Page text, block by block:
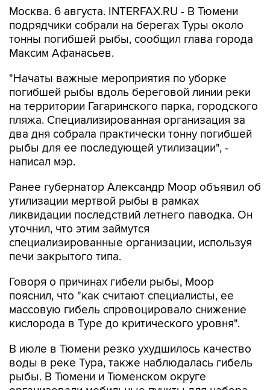
Москва. 6 августа. INTERFAX.RU - В Тюмени
подрядчики собрали на берегах Туры около
тонны погибшей рыбы, сообщил глава города
Максим Афанасьев.
"Начаты важные мероприятия по уборке
погибшей рыбы вдоль береговой линии реки
на территории Гагаринского парка, городского
пляжа. Специализированная организация за
два дня собрала практически тонну погибшей
рыбы для ее последующей утилизации", -
написал мэр.
Ранее губернатор Александр Моор объявил об
утилизации мертвой рыбы в рамках
ликвидации последствий летнего паводка. Он
уточнил, что этим займутся
специализированные организации, используя
печи закрытого типа.
Говоря о причинах гибели рыбы, Моор
пояснил, что "как считают специалисты, ее
массовую гибель спровоцировало снижение
кислорода в Туре до критического уровня".
В июле в Тюмени резко ухудшилось качество
воды в реке Тура, также наблюдалась гибель
рыбы. В Тюмени и Тюменском округе